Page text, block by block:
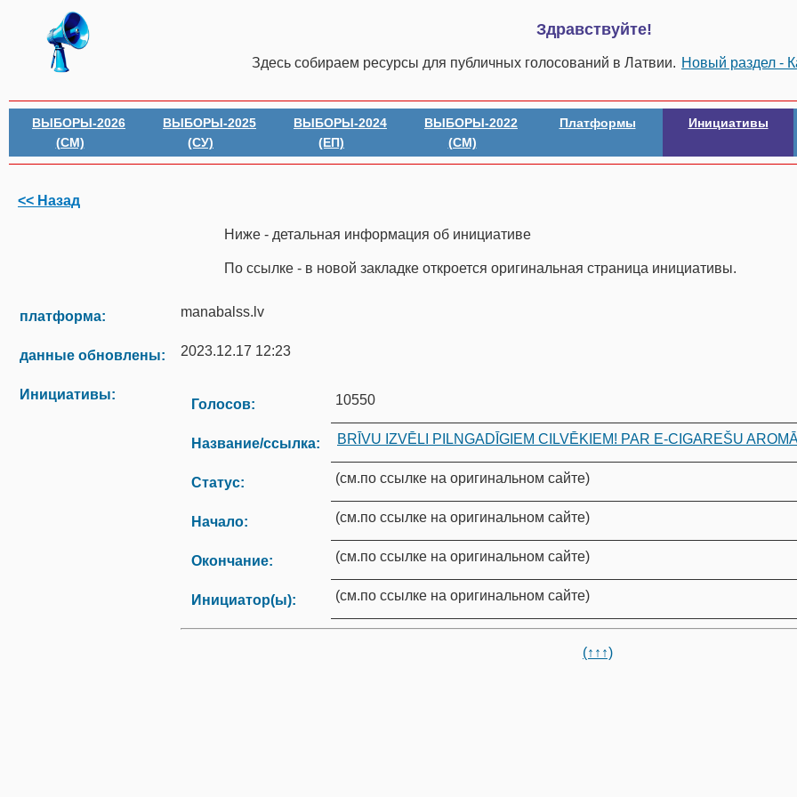
Здравствуйте!
Здесь собираем ресурсы для публичных голосований в Латвии. Новый раздел -
ВЫБОРЫ-2026
(СМ)
ВЫБОРЫ-2025
(СУ)
ВЫБОРЫ-2024
(ЕП)
ВЫБОРЫ-2022
(СМ)
Платформы Инициативы
<< Назад
Ниже - детальная информация об инициативе
По ссылке - в новой закладке откроется оригинальная страница инициативы.
платформа: manabalss.lv
данные обновлены: 2023.12.17 12:23
Инициативы:
Голосов: 10550
Название/ссылка: BRĪVU IZVĒLI PILNGADĪGIEM CILVĒKIEM! PAR E-CIGAREŠU
Статус: (см.по ссылке на оригинальном сайте)
Начало: (см.по ссылке на оригинальном сайте)
Окончание: (см.по ссылке на оригинальном сайте)
Инициатор(ы): (см.по ссылке на оригинальном сайте)
(↑↑↑)